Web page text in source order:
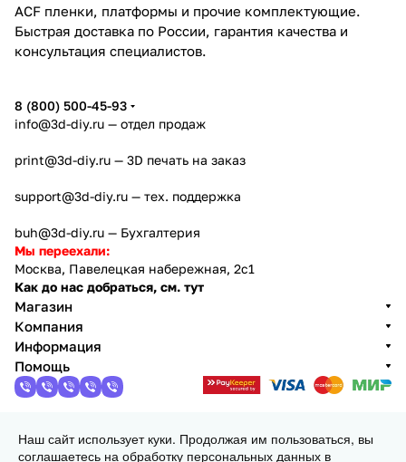
ACF пленки, платформы и прочие комплектующие.
Быстрая доставка по России, гарантия качества и
консультация специалистов.
8 (800) 500-45-93
info@3d-diy.ru — отдел продаж
print@3d-diy.ru — 3D печать на заказ
support@3d-diy.ru — тех. поддержка
buh@3d-diy.ru — Бухгалтерия
Мы переехали:
Москва, Павелецкая набережная, 2с1
Как до нас добраться, см. тут
Магазин
Компания
Информация
Помощь
2013 - 2026 © 3DiY (Тридиай) - интернет-магазин
комплектующих для 3D принтеров, ЧПУ станков и
Наш сайт использует куки. Продолжая им пользоваться, вы
соглашаетесь на обработку персональных данных в